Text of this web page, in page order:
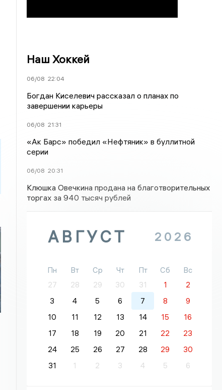
Наш Хоккей
06/08 22:04
Богдан Киселевич рассказал о планах по
завершении карьеры
06/08 21:31
«Ак Барс» победил «Нефтяник» в буллитной
серии
06/08 20:31
Клюшка Овечкина продана на благотворительных
торгах за 940 тысяч рублей
АВГУСТ 2026
Пн Вт Ср Чт Пт Сб
Вс
27
28 29 30 31 1
2
3
4 5 6 7 8
9
10
11 12 13 14 15
16
17
18 19 20 21 22
23
24
25 26 27 28 29
30
31
1 2 3 4 5 6